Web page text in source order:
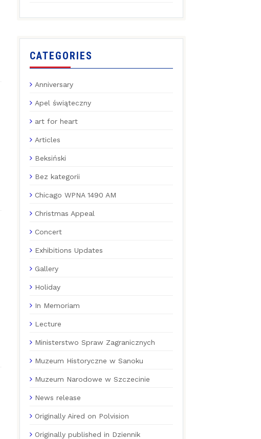
CATEGORIES
Anniversary
Apel świąteczny
art for heart
Articles
Beksiński
Bez kategorii
Chicago WPNA 1490 AM
Christmas Appeal
Concert
Exhibitions Updates
Gallery
Holiday
In Memoriam
Lecture
Ministerstwo Spraw Zagranicznych
Muzeum Historyczne w Sanoku
Muzeum Narodowe w Szczecinie
News release
Originally Aired on Polvision
Originally published in Dziennik